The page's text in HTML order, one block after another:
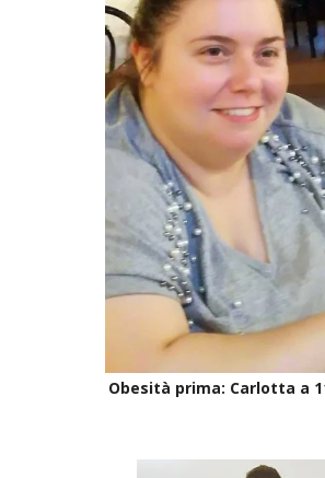
Obesità prima: Carlotta a